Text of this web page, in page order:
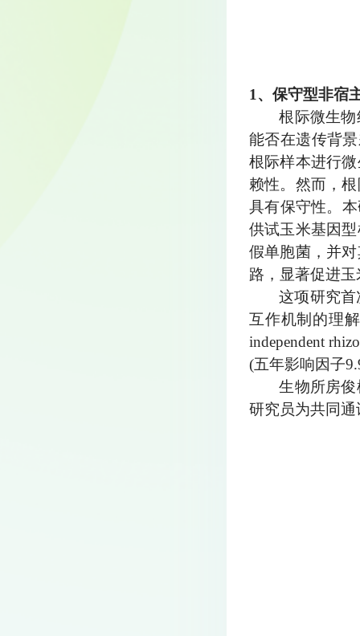
1、保守型非宿
根际微生
能否在遗传背
根际样本进行
赖性。然而，
具有保守性。
供试玉米基因
假单胞菌，并
路，显著促进
这项研究
互作机制的理
independent
(五年影响因子
生物所房
研究员为共同